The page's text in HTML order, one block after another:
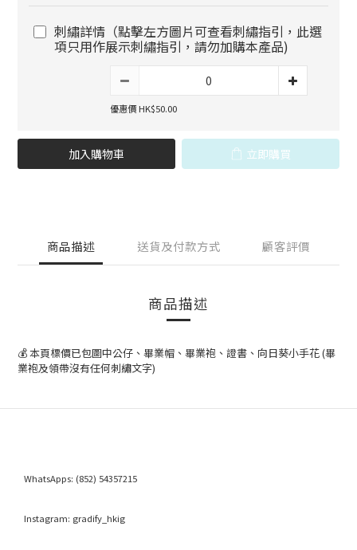
刺繡詳情（點擊左方圖片可查看刺繡指引，此選
項只用作展示刺繡指引，請勿加購本產品)
優惠價 HK$50.00
加入購物車 立即購買
商品描述 送貨及付款方式 顧客評價
商品描述
💰 本頁標價已包圖中公仔、畢業帽、畢業袍、證書、向日葵小手花 (畢
業袍及領帶沒有任何刺繡文字)
WhatsApps: (852) 54357215
Instagram: gradify_hkig